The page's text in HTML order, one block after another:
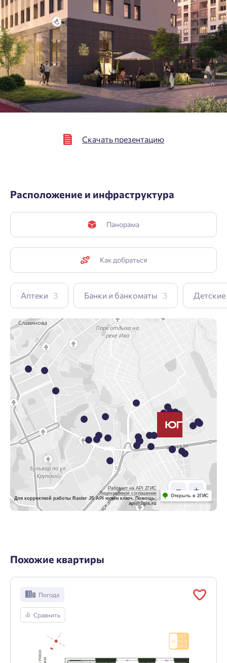
Скачать презентацию
Расположение и инфраструктура
Панорама
Как добраться
Аптеки 3 Банки и банкоматы 3
Работает на API 2ГИС
Лицензионное соглашение
Для корректной работы Raster JS API нужен ключ. Помощь:
api@2gis.ru
Открыть в 2ГИС
Похожие квартиры
Погода
Сравнить
Нажимая кнопку «Отправить», вы даёте согласие на обработку
персональных данных.
Подтвердить